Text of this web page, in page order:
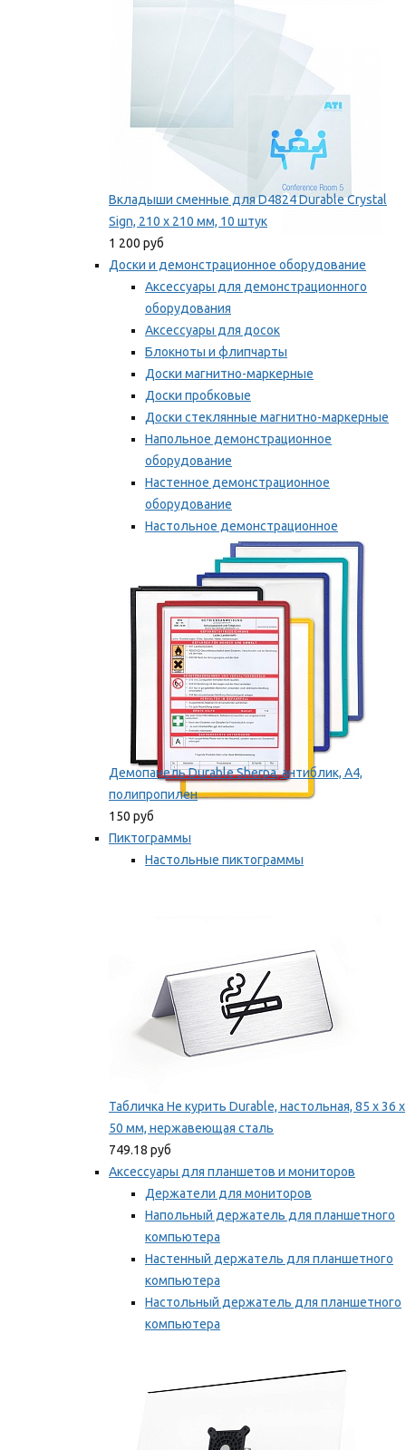
Вкладыши сменные для D4824 Durable Crystal
Sign, 210 x 210 мм, 10 штук
1 200 руб
Доски и демонстрационное оборудование
Аксессуары для демонстрационного
оборудования
Аксессуары для досок
Блокноты и флипчарты
Доски магнитно-маркерные
Доски пробковые
Доски стеклянные магнитно-маркерные
Напольное демонстрационное
оборудование
Настенное демонстрационное
оборудование
Настольное демонстрационное
оборудование
Мы рекомендуем
Демопанель Durable Sherpa, антиблик, А4,
полипропилен
150 руб
Пиктограммы
Настольные пиктограммы
Табличка Не курить Durable, настольная, 85 x 36 x
50 мм, нержавеющая сталь
749.18 руб
Аксессуары для планшетов и мониторов
Держатели для мониторов
Напольный держатель для планшетного
компьютера
Настенный держатель для планшетного
компьютера
Настольный держатель для планшетного
компьютера